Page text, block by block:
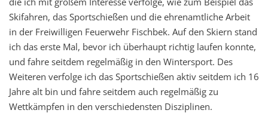
Skifahren, das Sportschießen und die ehrenamtliche Arbeit
in der Freiwilligen Feuerwehr Fischbek. Auf den Skiern stand
ich das erste Mal, bevor ich überhaupt richtig laufen konnte,
und fahre seitdem regelmäßig in den Wintersport. Des
Weiteren verfolge ich das Sportschießen aktiv seitdem ich 16
Jahre alt bin und fahre seitdem auch regelmäßig zu
Wettkämpfen in den verschiedensten Disziplinen.